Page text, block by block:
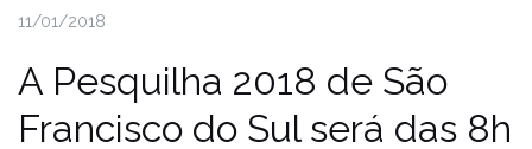
11/01/2018
A Pesquilha 2018 de São
Francisco do Sul será das 8h